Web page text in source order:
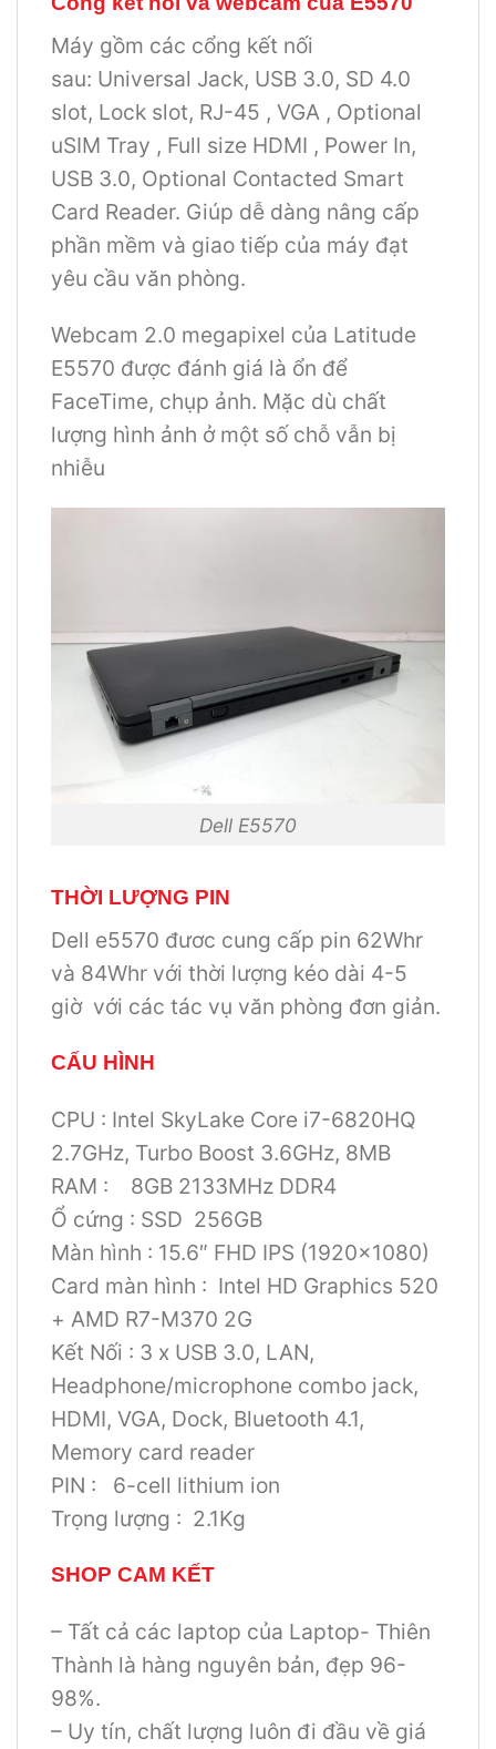
Máy gồm các cổng kết nối
sau: Universal Jack, USB 3.0, SD 4.0
slot, Lock slot, RJ-45 , VGA , Optional
uSIM Tray , Full size HDMI , Power In,
USB 3.0, Optional Contacted Smart
Card Reader. Giúp dễ dàng nâng cấp
phần mềm và giao tiếp của máy đạt
yêu cầu văn phòng.
Webcam 2.0 megapixel của Latitude
E5570 được đánh giá là ổn để
FaceTime, chụp ảnh. Mặc dù chất
lượng hình ảnh ở một số chỗ vẫn bị
nhiễu
Dell E5570
THỜI LƯỢNG PIN
Dell e5570 đươc cung cấp pin 62Whr
và 84Whr với thời lượng kéo dài 4-5
giờ với các tác vụ văn phòng đơn giản.
CẤU HÌNH
CPU : Intel SkyLake Core i7-6820HQ
2.7GHz, Turbo Boost 3.6GHz, 8MB
RAM : 8GB 2133MHz DDR4
Ổ cứng : SSD 256GB
Màn hình : 15.6″ FHD IPS (1920×1080)
Card màn hình : Intel HD Graphics 520
+ AMD R7-M370 2G
Kết Nối : 3 x USB 3.0, LAN,
Headphone/microphone combo jack,
HDMI, VGA, Dock, Bluetooth 4.1,
Memory card reader
PIN : 6-cell lithium ion
Trọng lượng : 2.1Kg
SHOP CAM KẾT
– Tất cả các laptop của Laptop- Thiên
Thành là hàng nguyên bản, đẹp 96-
98%.
– Uy tín, chất lượng luôn đi đầu về giá